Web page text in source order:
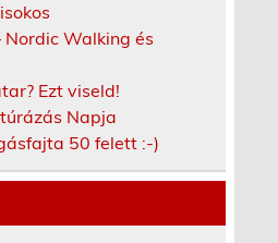
Nordic Walking és
Ezt viseld!
Napja
50 felett :-)